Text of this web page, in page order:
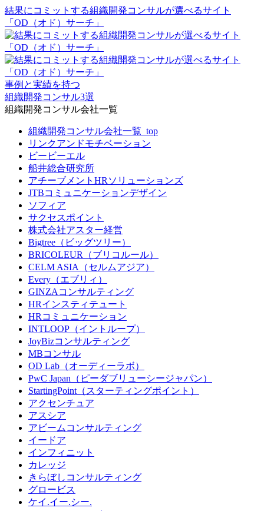
結果にコミットする組織開発コンサルが選べるサイト
「OD（オド）サーチ」
事例と実績を持つ
組織開発コンサル3選
組織開発コンサル会社一覧
組織開発コンサル会社一覧_top
リンクアンドモチベーション
ビービーエル
船井総合研究所
アチーブメントHRソリューションズ
JTBコミュニケーションデザイン
ソフィア
サクセスポイント
株式会社アスター経営
Bigtree（ビッグツリー）
BRICOLEUR（ブリコルール）
CELM ASIA（セルムアジア）
Every（エブリィ）
GINZAコンサルティング
HRインスティテュート
HRコミュニケーション
INTLOOP（イントループ）
JoyBizコンサルティング
MBコンサル
OD Lab（オーディーラボ）
PwC Japan（ピーダブリューシージャパン）
StartingPoint（スターティングポイント）
アクセンチュア
アスシア
アビームコンサルティング
イードア
インフィニット
カレッジ
きらぼしコンサルティング
グロービス
ケイ.イー.シー.